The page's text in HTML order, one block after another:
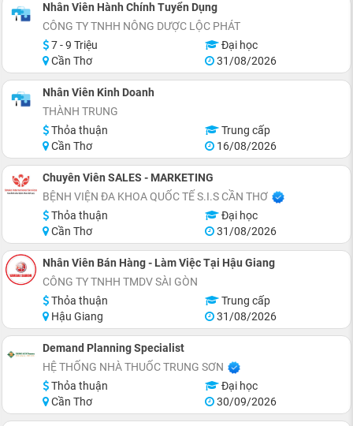
Nhân Viên Hành Chính Tuyển Dụng
CÔNG TY TNHH NÔNG DƯỢC LỘC PHÁT
7 - 9 Triệu
Đại học
Cần Thơ
31/08/2026
Nhân Viên Kinh Doanh
THÀNH TRUNG
Thỏa thuận
Trung cấp
Cần Thơ
16/08/2026
Chuyên Viên SALES - MARKETING
BỆNH VIỆN ĐA KHOA QUỐC TẾ S.I.S CẦN THƠ
Thỏa thuận
Đại học
Cần Thơ
31/08/2026
Nhân Viên Bán Hàng - Làm Việc Tại Hậu Giang
CÔNG TY TNHH TMDV SÀI GÒN
Thỏa thuận
Trung cấp
Hậu Giang
31/08/2026
Demand Planning Specialist
HỆ THỐNG NHÀ THUỐC TRUNG SƠN
Thỏa thuận
Đại học
Cần Thơ
30/09/2026